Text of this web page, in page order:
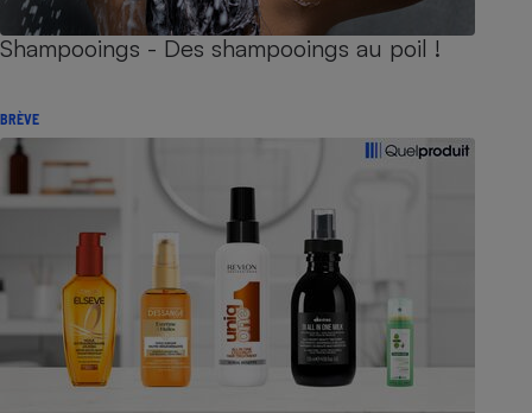
Shampooings - Des shampooings au poil !
BRÈVE